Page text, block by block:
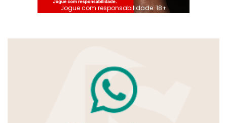
Jogue com responsabilidade. 18+